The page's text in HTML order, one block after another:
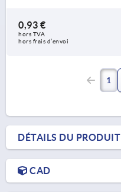
0,93 €
hors TVA
hors frais d’envoi
1
DÉTAILS DU PRODUIT
CAD